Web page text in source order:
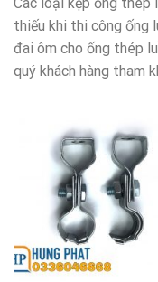
thiếu khi thi công ống
đai ôm cho ống thép
quý khách hàng tham